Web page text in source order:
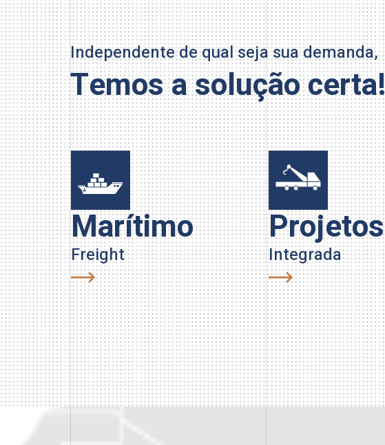
Independente de qual seja sua demanda,
Temos a solução certa!
Marítimo
Freight
Projetos
Integrada